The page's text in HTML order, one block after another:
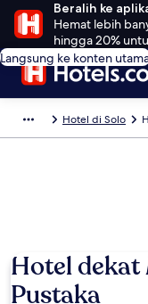
Beralih ke
Hemat lebih
hingga 20%
Langsung ke konten
Hotel di Solo
Hotel dekat
Pustaka